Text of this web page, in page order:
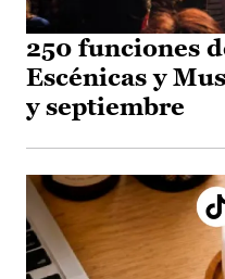
250 funciones
Escénicas y
y septiembre